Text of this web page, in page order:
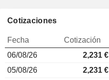
Cotizaciones
Fecha Cotización
06/08/26
2,231 €
05/08/26
2,231 €